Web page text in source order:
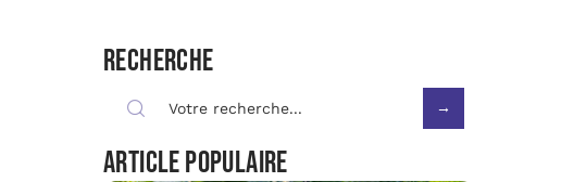
Recherche
Article populaire